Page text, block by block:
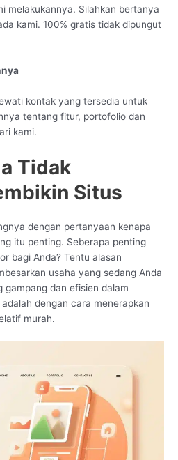
melakukannya. Silahkan bertanya
kami. 100% gratis tidak dipungut
kontak yang tersedia untuk
tentang fitur, portofolio dan
kami.
Tidak
Situs
dengan pertanyaan kenapa
itu penting. Seberapa penting
bagi Anda? Tentu alasan
usaha yang sedang Anda
gampang dan efisien dalam
dengan cara menerapkan
murah.